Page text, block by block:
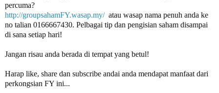
percuma?
http://groupsahamFY.wasap.my/
  atau wasap nama penuh anda ke
no talian 0166667430. Pelbagai tip dan pengisian saham disampai
di sana setiap hari!
Jangan risau anda berada di tempat yang betul!
Harap like, share dan subscribe andai anda mendapat manfaat dari
perkongsian FY ini...